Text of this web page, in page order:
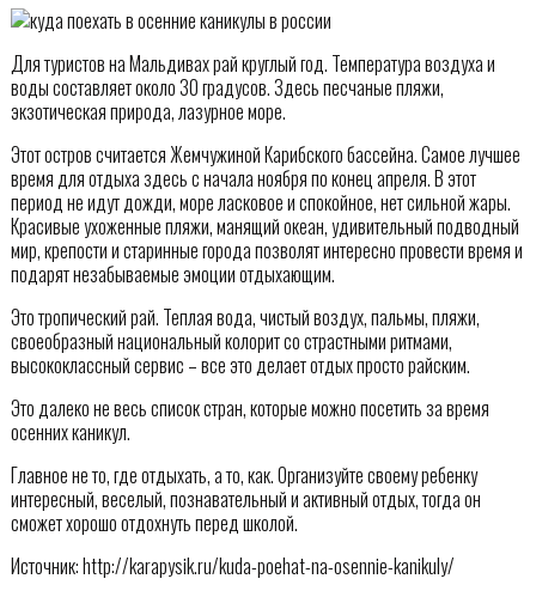
Для туристов на Мальдивах рай круглый год. Температура воздуха и
воды составляет около 30 градусов. Здесь песчаные пляжи,
экзотическая природа, лазурное море.
Этот остров считается Жемчужиной Карибского бассейна. Самое лучшее
время для отдыха здесь с начала ноября по конец апреля. В этот
период не идут дожди, море ласковое и спокойное, нет сильной жары.
Красивые ухоженные пляжи, манящий океан, удивительный подводный
мир, крепости и старинные города позволят интересно провести время и
подарят незабываемые эмоции отдыхающим.
Это тропический рай. Теплая вода, чистый воздух, пальмы, пляжи,
своеобразный национальный колорит со страстными ритмами,
высококлассный сервис – все это делает отдых просто райским.
Это далеко не весь список стран, которые можно посетить за время
осенних каникул.
Главное не то, где отдыхать, а то, как. Организуйте своему ребенку
интересный, веселый, познавательный и активный отдых, тогда он
сможет хорошо отдохнуть перед школой.
Источник: http://karapysik.ru/kuda-poehat-na-osennie-kanikuly/